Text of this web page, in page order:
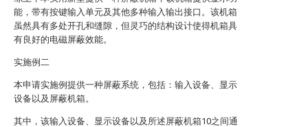
能，带有按键输入单元及其他多种输入输出接口。该机箱
虽然具有多处开孔和缝隙，但灵巧的结构设计使得机箱具
有良好的电磁屏蔽效能。
实施例二
本申请实施例提供一种屏蔽系统，包括：输入设备、显示
设备以及屏蔽机箱。
其中，该输入设备、显示设备以及所述屏蔽机箱10之间通